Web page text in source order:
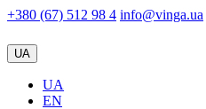
+380 (67) 512 98 4 info@vinga.ua
UA
UA
EN